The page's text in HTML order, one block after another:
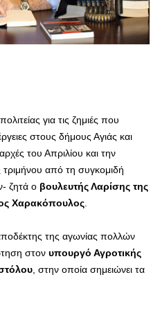
για τις ζημιές που
στους δήμους Αγιάς και
του Απριλίου και την
από τη συγκομιδή
ζητά ο βουλευτής Λαρίσης της
Χαρακόπουλος.
της αγωνίας πολλών
στον υπουργό Αγροτικής
, στην οποία σημειώνει τα